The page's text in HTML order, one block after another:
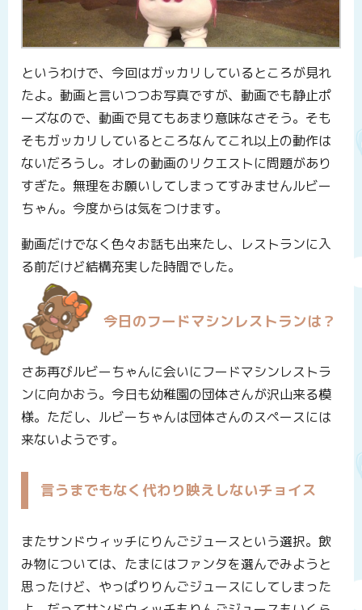
というわけで、今回はガッカリしているところが見れ
たよ。動画と言いつつお写真ですが、動画でも静止ポ
ーズなので、動画で見てもあまり意味なさそう。そも
そもガッカリしているところなんてこれ以上の動作は
ないだろうし。オレの動画のリクエストに問題があり
すぎた。無理をお願いしてしまってすみませんルビー
ちゃん。今度からは気をつけます。
動画だけでなく色々お話も出来たし、レストランに入
る前だけど結構充実した時間でした。
今日のフードマシンレストランは？
さあ再びルビーちゃんに会いにフードマシンレストラ
ンに向かおう。今日も幼稚園の団体さんが沢山来る模
様。ただし、ルビーちゃんは団体さんのスペースには
来ないようです。
言うまでもなく代わり映えしないチョイス
またサンドウィッチにりんごジュースという選択。飲
み物については、たまにはファンタを選んでみようと
思ったけど、やっぱりりんごジュースにしてしまった